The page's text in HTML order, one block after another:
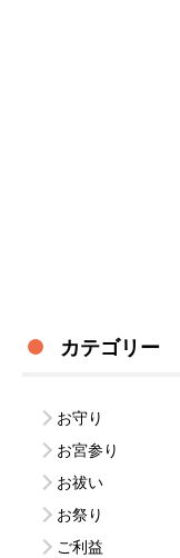
カテゴリー
お守り
お宮参り
お祓い
お祭り
ご利益